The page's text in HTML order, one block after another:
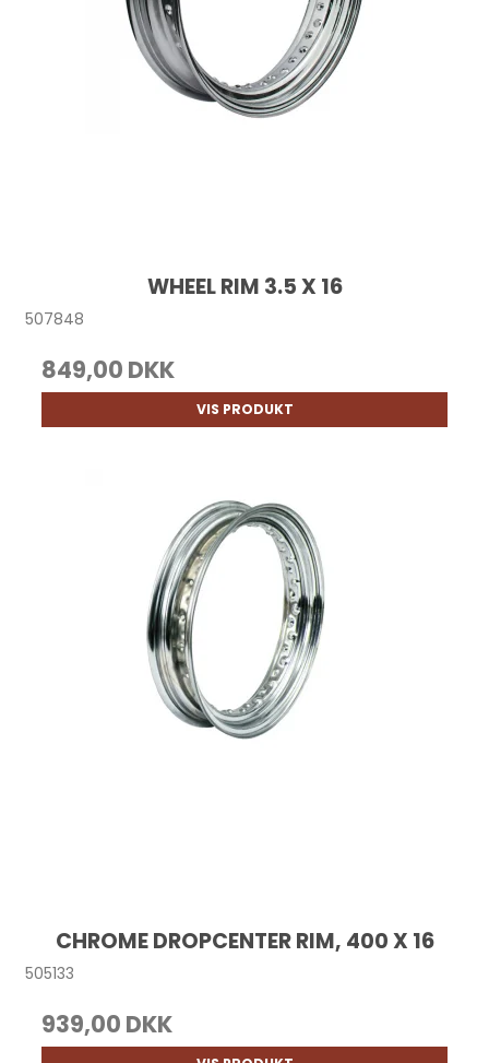
WHEEL RIM 3.5 X 16
507848
849,00 DKK
VIS PRODUKT
CHROME DROPCENTER RIM, 400 X 16
505133
939,00 DKK